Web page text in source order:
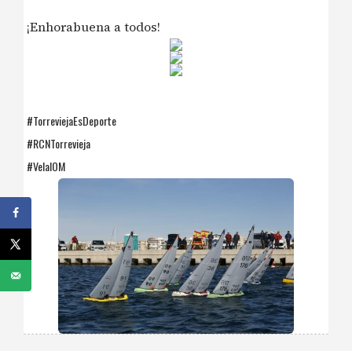
¡Enhorabuena a todos!
#TorreviejaEsDeporte
#RCNTorrevieja
#VelaIOM